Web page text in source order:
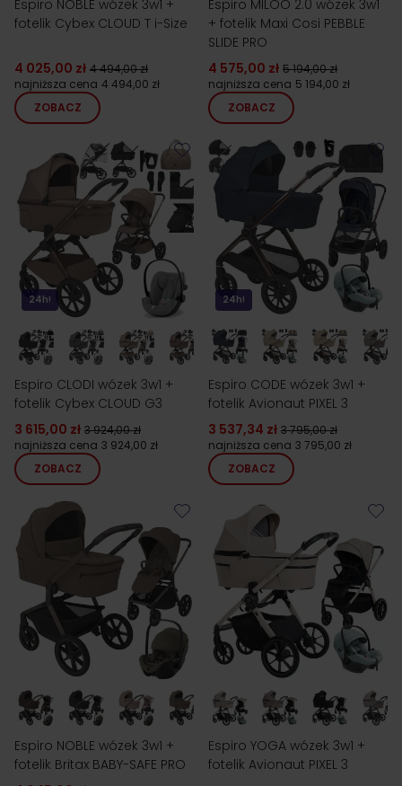
Espiro NOBLE wózek 3w1 +
fotelik Cybex CLOUD T i-Size
4 025,00 zł 4 494,00 zł
najniższa cena 4 494,00 zł
ZOBACZ
Espiro MILOO 2.0 wózek 3w1
+ fotelik Maxi Cosi PEBBLE
SLIDE PRO
4 575,00 zł 5 194,00 zł
najniższa cena 5 194,00 zł
ZOBACZ
24h!
Espiro CLODI wózek 3w1 +
fotelik Cybex CLOUD G3
3 615,00 zł 3 924,00 zł
najniższa cena 3 924,00 zł
ZOBACZ
24h!
Espiro CODE wózek 3w1 +
fotelik Avionaut PIXEL 3
3 537,34 zł 3 795,00 zł
najniższa cena 3 795,00 zł
ZOBACZ
Espiro NOBLE wózek 3w1 +
fotelik Britax BABY-SAFE PRO
Espiro YOGA wózek 3w1 +
fotelik Avionaut PIXEL 3